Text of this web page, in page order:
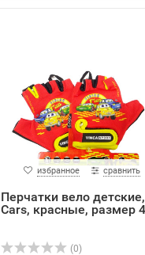
избранное сравнить
Перчатки вело детские,
Cars, красные, размер
(0)